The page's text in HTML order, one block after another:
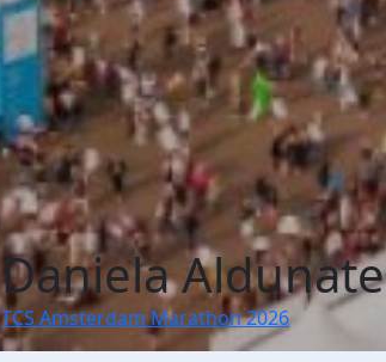
Daniela Aldunate
TCS Amsterdam Marathon 2026